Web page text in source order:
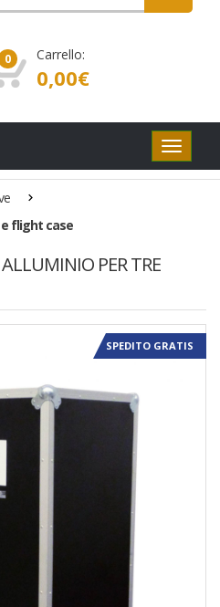
0 Carrello:
0,00€
Pulsanti
di
flight case
PER TRE
SPEDITO GRATIS